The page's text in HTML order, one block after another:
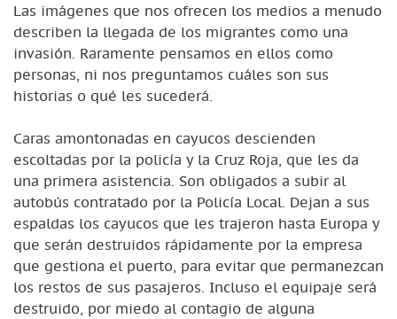
Las imágenes que nos ofrecen los medios a menudo
describen la llegada de los migrantes como una
invasión. Raramente pensamos en ellos como
personas, ni nos preguntamos cuáles son sus
historias o qué les sucederá.
Caras amontonadas en cayucos descienden
escoltadas por la policía y la Cruz Roja, que les da
una primera asistencia. Son obligados a subir al
autobús contratado por la Policía Local. Dejan a sus
espaldas los cayucos que les trajeron hasta Europa y
que serán destruidos rápidamente por la empresa
que gestiona el puerto, para evitar que permanezcan
los restos de sus pasajeros. Incluso el equipaje será
destruido, por miedo al contagio de alguna